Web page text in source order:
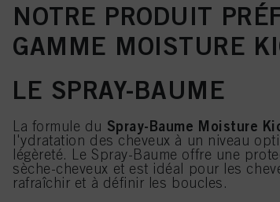
NOTRE PRODUIT
GAMME MOISTURE
LE SPRAY-BAUME
La formule du Spray-Baume Moisture
l'ydratation des cheveux à un niveau
légèreté. Le Spray-Baume offre une
sèche-cheveux et est idéal pour les
rafraîchir et à définir les boucles.